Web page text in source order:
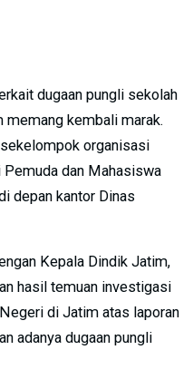
dugaan pungli sekolah
kembali marak.
organisasi
dan Mahasiswa
depan kantor Dinas
Kepala Dindik Jatim,
hasil temuan investigasi
di Jatim atas laporan
adanya dugaan pungli